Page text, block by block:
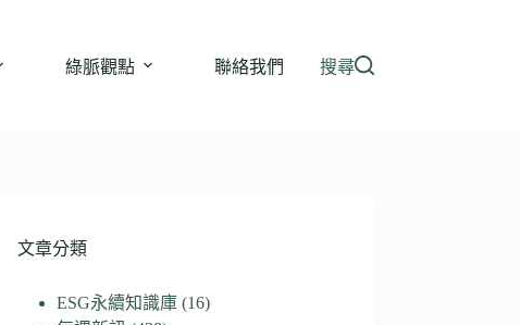
綠脈觀點 聯絡我們 搜尋
文章分類
ESG永續知識庫(16)